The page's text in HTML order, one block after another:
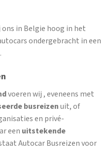
in Belgie hoog in het
ondergebracht in een
voeren wij , eveneens met
busreizenuit, of
en privé-
een uitstekende
Autocar Busreizen voor